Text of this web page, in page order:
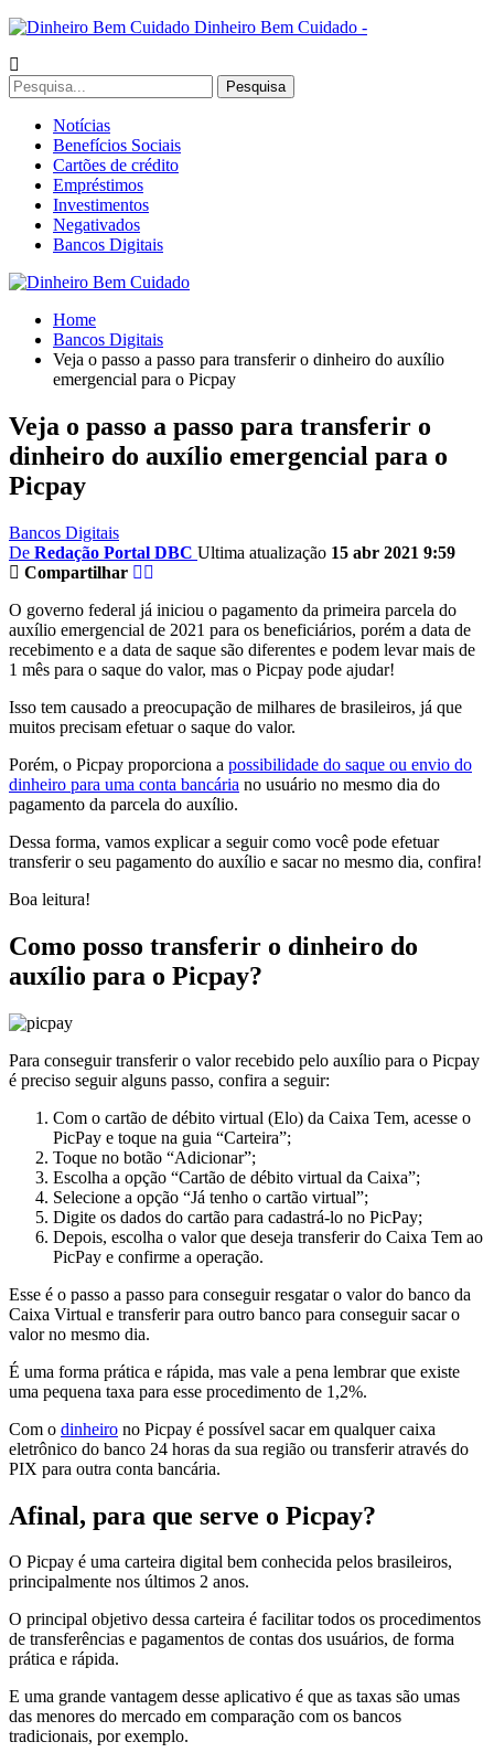
Dinheiro Bem Cuidado -
Notícias
Benefícios Sociais
Cartões de crédito
Empréstimos
Investimentos
Negativados
Bancos Digitais
Home
Bancos Digitais
Veja o passo a passo para transferir o dinheiro do auxílio
emergencial para o Picpay
Veja o passo a passo para transferir o
dinheiro do auxílio emergencial para o
Picpay
Bancos Digitais
De Redação Portal DBC Ultima atualização 15 abr 2021 9:59
Compartilhar
O governo federal já iniciou o pagamento da primeira parcela do
auxílio emergencial de 2021 para os beneficiários, porém a data de
recebimento e a data de saque são diferentes e podem levar mais de
1 mês para o saque do valor, mas o Picpay pode ajudar!
Isso tem causado a preocupação de milhares de brasileiros, já que
muitos precisam efetuar o saque do valor.
Porém, o Picpay proporciona a possibilidade do saque ou envio do
dinheiro para uma conta bancária no usuário no mesmo dia do
pagamento da parcela do auxílio.
Dessa forma, vamos explicar a seguir como você pode efetuar
transferir o seu pagamento do auxílio e sacar no mesmo dia, confira!
Boa leitura!
Como posso transferir o dinheiro do
auxílio para o Picpay?
Para conseguir transferir o valor recebido pelo auxílio para o Picpay
é preciso seguir alguns passo, confira a seguir:
Com o cartão de débito virtual (Elo) da Caixa Tem, acesse o
PicPay e toque na guia “Carteira”;
Toque no botão “Adicionar”;
Escolha a opção “Cartão de débito virtual da Caixa”;
Selecione a opção “Já tenho o cartão virtual”;
Digite os dados do cartão para cadastrá-lo no PicPay;
Depois, escolha o valor que deseja transferir do Caixa Tem ao
PicPay e confirme a operação.
Esse é o passo a passo para conseguir resgatar o valor do banco da
Caixa Virtual e transferir para outro banco para conseguir sacar o
valor no mesmo dia.
É uma forma prática e rápida, mas vale a pena lembrar que existe
uma pequena taxa para esse procedimento de 1,2%.
Com o dinheiro no Picpay é possível sacar em qualquer caixa
eletrônico do banco 24 horas da sua região ou transferir através do
PIX para outra conta bancária.
Afinal, para que serve o Picpay?
O Picpay é uma carteira digital bem conhecida pelos brasileiros,
principalmente nos últimos 2 anos.
O principal objetivo dessa carteira é facilitar todos os procedimentos
de transferências e pagamentos de contas dos usuários, de forma
prática e rápida.
E uma grande vantagem desse aplicativo é que as taxas são umas
das menores do mercado em comparação com os bancos
tradicionais, por exemplo.